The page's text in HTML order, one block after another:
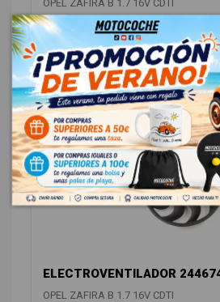
OPEL ZAFIRA B 1.7 16V CDTI
OEM:
13147279
15,70 € Sin IVA
19,00 € Con IVA
ELECTROVENTILADOR
OPEL ZAFIRA B 1.7 16V CDTI